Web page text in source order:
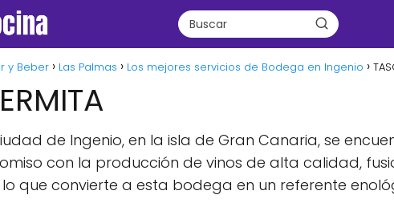
y Beber Las Palmas Los mejores servicios de Bodega en Ingenio
de Ingenio, en la isla de Gran Canaria, se
con la producción de vinos de alta calidad,
que convierte a esta bodega en un referente